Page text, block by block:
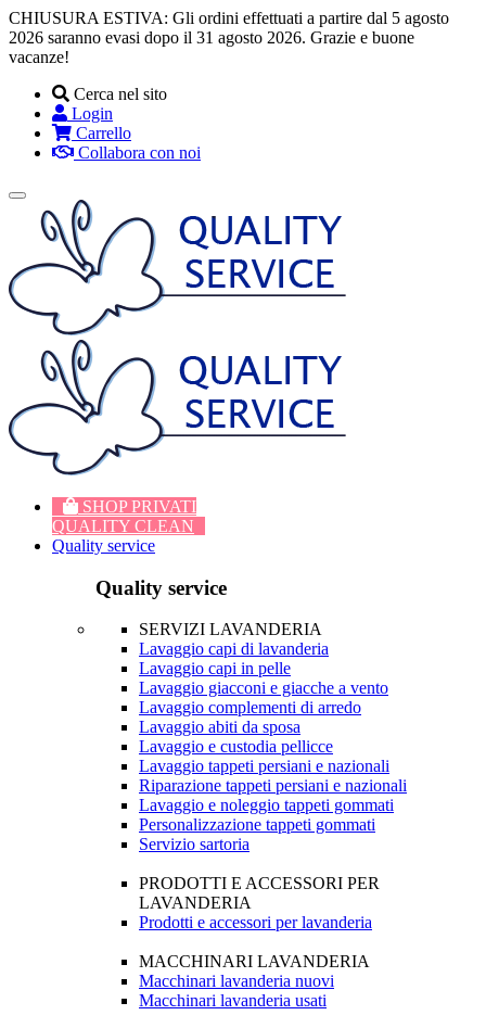
CHIUSURA ESTIVA: Gli ordini effettuati a partire dal 5 agosto
2026 saranno evasi dopo il 31 agosto 2026. Grazie e buone
vacanze!
Cerca nel sito
Login
Carrello
Collabora con noi
Toggle
navigation
SHOP PRIVATI
QUALITY CLEAN
Quality service
Quality service
SERVIZI LAVANDERIA
Lavaggio capi di lavanderia
Lavaggio capi in pelle
Lavaggio giacconi e giacche a vento
Lavaggio complementi di arredo
Lavaggio abiti da sposa
Lavaggio e custodia pellicce
Lavaggio tappeti persiani e nazionali
Riparazione tappeti persiani e nazionali
Lavaggio e noleggio tappeti gommati
Personalizzazione tappeti gommati
Servizio sartoria
PRODOTTI E ACCESSORI PER
LAVANDERIA
Prodotti e accessori per lavanderia
MACCHINARI LAVANDERIA
Macchinari lavanderia nuovi
Macchinari lavanderia usati